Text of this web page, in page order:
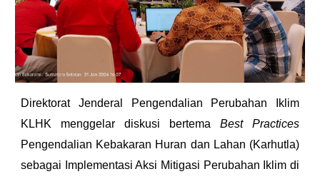
Direktorat Jenderal Pengendalian Perubahan Iklim
KLHK menggelar diskusi bertema Best Practices
Pengendalian Kebakaran Huran dan Lahan (Karhutla)
sebagai Implementasi Aksi Mitigasi Perubahan Iklim di